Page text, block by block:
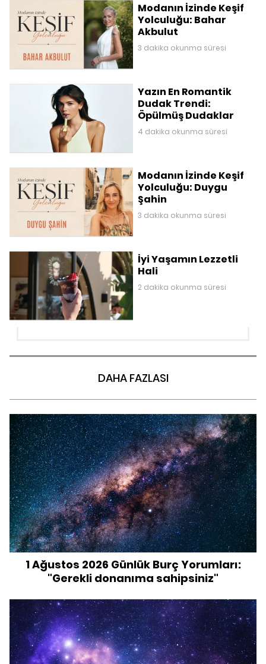
Modanın İzinde Keşif
Yolculuğu: Bahar
Akbulut
3 dakika okunma süresi
Yazın En Romantik
Dudak Trendi:
Öpülmüş Dudaklar
4 dakika okunma süresi
Modanın İzinde Keşif
Yolculuğu: Duygu
Şahin
3 dakika okunma süresi
İyi Yaşamın Lezzetli
Hali
2 dakika okunma süresi
DAHA FAZLASI
1 Ağustos 2026 Günlük Burç Yorumları:
"Gerekli donanıma sahipsiniz"